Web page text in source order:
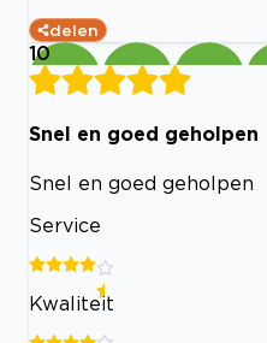
delen
10
Snel en goed geholpen
Snel en goed geholpen
Service
Kwaliteit